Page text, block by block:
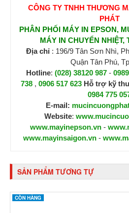
CÔNG TY TNHH THƯƠNG
PHÁT
PHÂN PHỐI MÁY IN EPSON,
MÁY IN CHUYỂN NHIỆT,
Địa chỉ : 196/9 Tân Sơn Nhì,
Quận Tân Phú,
Hotline: (028) 38120 987 -
738, 0906 517 623 Hỗ trợ kỹ
0984 775
E-mail:
Website:
www.mayinepson.vn-
www.mayinsaigon.vn -
SẢN PHẨM TƯƠNG TỰ
CÒN HÀNG